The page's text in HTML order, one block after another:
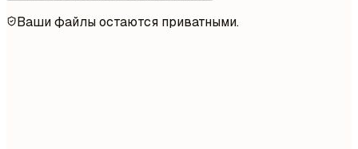
Ваши файлы остаются приватными.